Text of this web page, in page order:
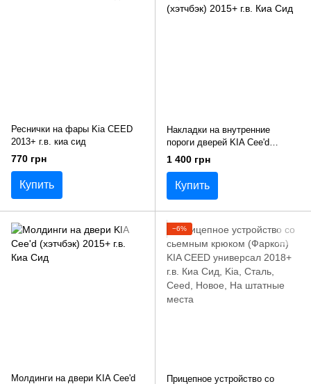
Реснички на фары Kia CEED
2013+ г.в. киа сид
770 грн
Купить
Накладки на внутренние
пороги дверей KIA Cee'd
(хэтчбэк) 2015+ г.в. Киа Сид
1 400 грн
Купить
Молдинги на двери KIA Cee'd
−6%
Прицепное устройство со